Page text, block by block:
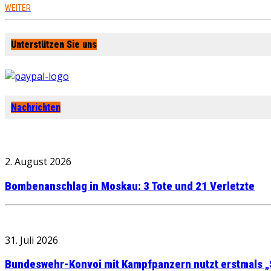
WEITER
Unterstützen Sie uns
Nachrichten
2. August 2026
Bombenanschlag in Moskau: 3 Tote und 21 Verletzte
31. Juli 2026
Bundeswehr-Konvoi mit Kampfpanzern nutzt erstmals